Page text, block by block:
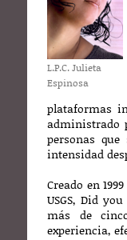
L.P.C. Julieta
Espinosa
plataformas
administrado
personas
intensidad
Creado en
USGS, Did
más de
experiencia,